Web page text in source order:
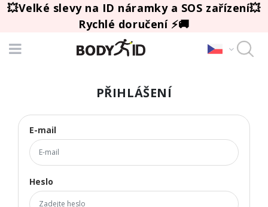
💥Velké slevy na ID náramky a SOS zařízení💥
Rychlé doručení ⚡🚚
PŘIHLÁŠENÍ
E-mail
Heslo